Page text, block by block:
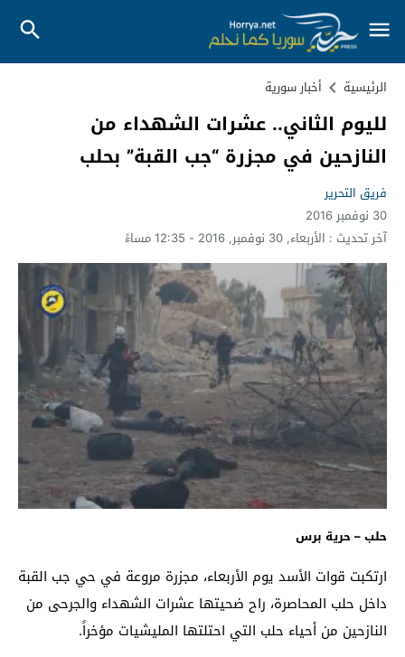
الرئيسية أخبار سورية
لليوم الثاني.. عشرات الشهداء من
النازحين في مجزرة “جب القبة” بحلب
فريق التحرير
30 نوفمبر 2016
آخر تحديث : الأربعاء, 30 نوفمبر, 2016 - 12:35 مساءً
حلب – حرية برس
ارتكبت قوات الأسد يوم الأربعاء، مجزرة مروعة في حي جب القبة
داخل حلب المحاصرة، راح ضحيتها عشرات الشهداء والجرحى من
النازحين من أحياء حلب التي احتلتها المليشيات مؤخراً.